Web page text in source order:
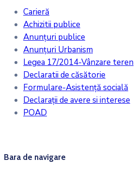
Carieră
Achizitii publice
Anunțuri publice
Anunțuri Urbanism
Legea 17/2014-Vânzare teren
Declaratii de căsătorie
Formulare-Asistență socială
Declarații de avere si interese
POAD
Bara de navigare